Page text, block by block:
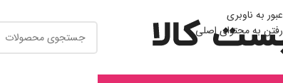
عبور به ناوبری
رفتن به محتوای اصلی